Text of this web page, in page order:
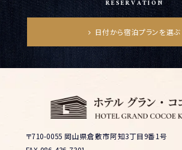
RESERVATION
日付から宿泊プランを選ぶ
〒710-0055 岡山県倉敷市阿知3丁目9番1号